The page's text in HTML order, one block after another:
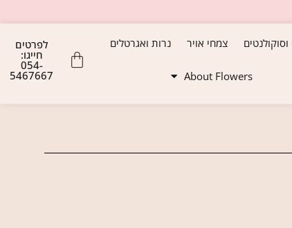
וסוקולנטים צמחי אויר נרות ואגרטלים
About Flowers
לפרטים
חייגו:
054-
5467667